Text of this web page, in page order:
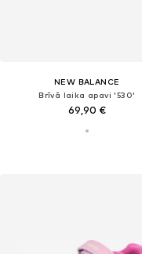
NEW BALANCE
Brīvā laika apavi '530'
69,90 €